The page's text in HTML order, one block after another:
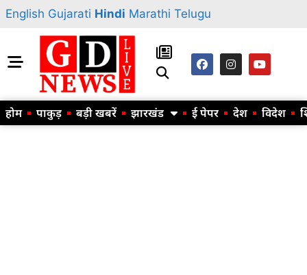
English Gujarati Hindi Marathi Telugu
होम पाकुड़ बड़ी खबरें झारखंड ई पेपर देश विदेश